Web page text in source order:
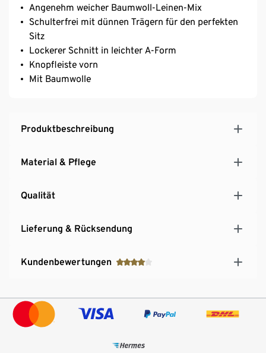
Angenehm weicher Baumwoll-Leinen-Mix
Schulterfrei mit dünnen Trägern für den perfekten
Sitz
Lockerer Schnitt in leichter A-Form
Knopfleiste vorn
Mit Baumwolle
Produktbeschreibung
Material & Pflege
Qualität
Lieferung & Rücksendung
Kundenbewertungen